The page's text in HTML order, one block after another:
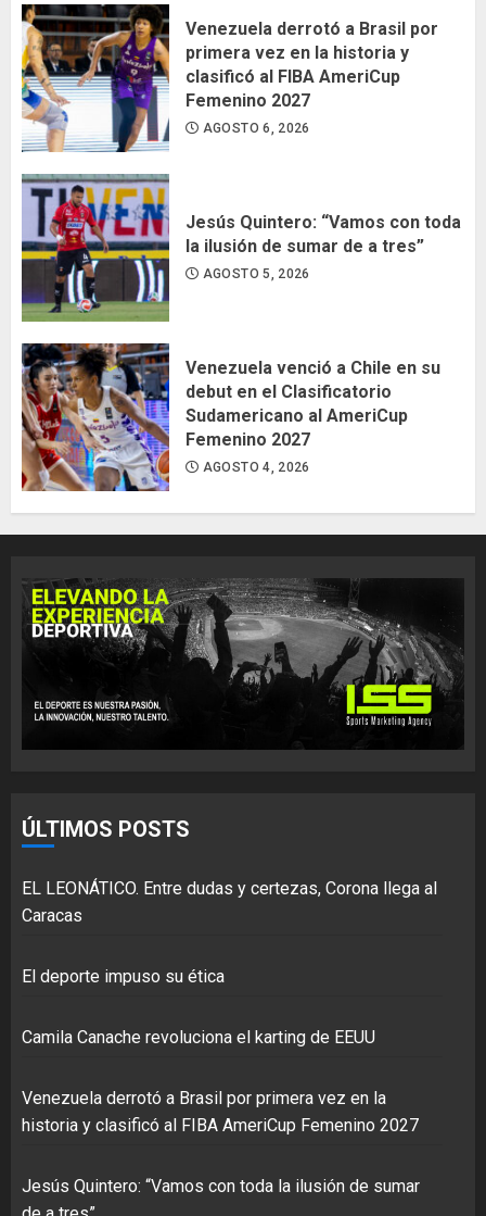
Venezuela derrotó a Brasil por
primera vez en la historia y
clasificó al FIBA AmeriCup
Femenino 2027
AGOSTO 6, 2026
Jesús Quintero: “Vamos con toda
la ilusión de sumar de a tres”
AGOSTO 5, 2026
Venezuela venció a Chile en su
debut en el Clasificatorio
Sudamericano al AmeriCup
Femenino 2027
AGOSTO 4, 2026
ÚLTIMOS POSTS
EL LEONÁTICO. Entre dudas y certezas, Corona llega al
Caracas
El deporte impuso su ética
Camila Canache revoluciona el karting de EEUU
Venezuela derrotó a Brasil por primera vez en la
historia y clasificó al FIBA AmeriCup Femenino 2027
Jesús Quintero: “Vamos con toda la ilusión de sumar